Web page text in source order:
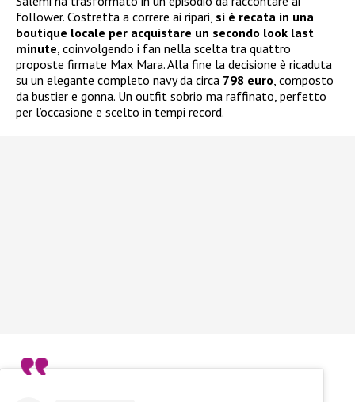
follower. Costretta a correre ai ripari, si è recata in una
boutique locale per acquistare un secondo look last
minute, coinvolgendo i fan nella scelta tra quattro
proposte firmate Max Mara. Alla fine la decisione è ricaduta
su un elegante completo navy da circa 798 euro, composto
da bustier e gonna. Un outfit sobrio ma raffinato, perfetto
per l’occasione e scelto in tempi record.